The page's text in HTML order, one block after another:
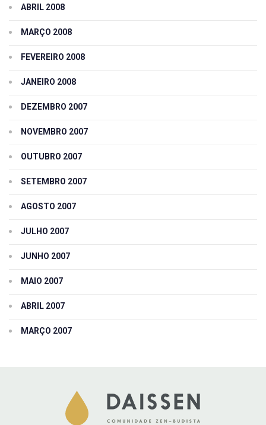
ABRIL 2008
MARÇO 2008
FEVEREIRO 2008
JANEIRO 2008
DEZEMBRO 2007
NOVEMBRO 2007
OUTUBRO 2007
SETEMBRO 2007
AGOSTO 2007
JULHO 2007
JUNHO 2007
MAIO 2007
ABRIL 2007
MARÇO 2007